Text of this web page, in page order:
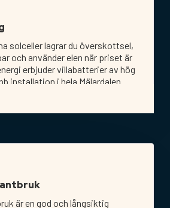
solceller lagrar du överskottsel,
och använder elen när priset är
erbjuder villabatterier av hög
installation i hela Mälardalen.
är en god och långsiktig